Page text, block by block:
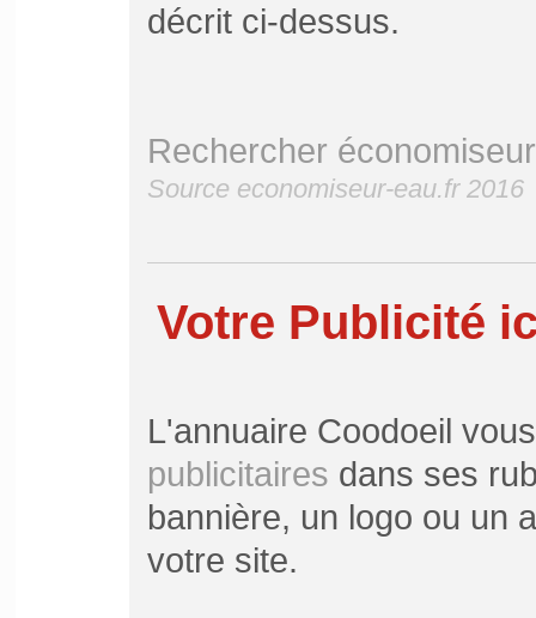
décrit ci-dessus.
Rechercher
Source economiseur-eau.fr 2016
Votre Publicité
L'annuaire Coodoeil
publicitaires dans ses
bannière, un logo ou un
votre site.